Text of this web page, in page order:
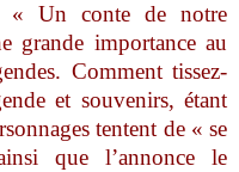
« Un conte de notre
grande importance au
Comment tissez-
et souvenirs, étant
tentent de « se
que l’annonce le